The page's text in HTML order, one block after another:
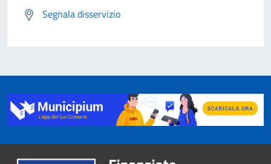
Segnala disservizio